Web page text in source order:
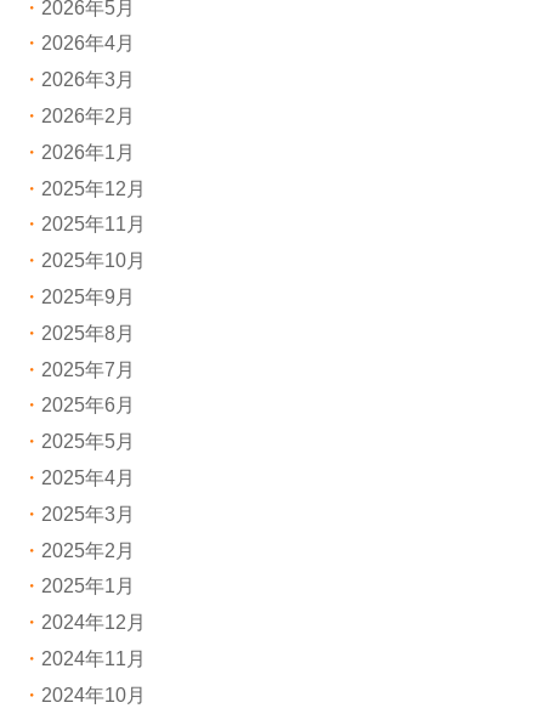
2026年5月
2026年4月
2026年3月
2026年2月
2026年1月
2025年12月
2025年11月
2025年10月
2025年9月
2025年8月
2025年7月
2025年6月
2025年5月
2025年4月
2025年3月
2025年2月
2025年1月
2024年12月
2024年11月
2024年10月